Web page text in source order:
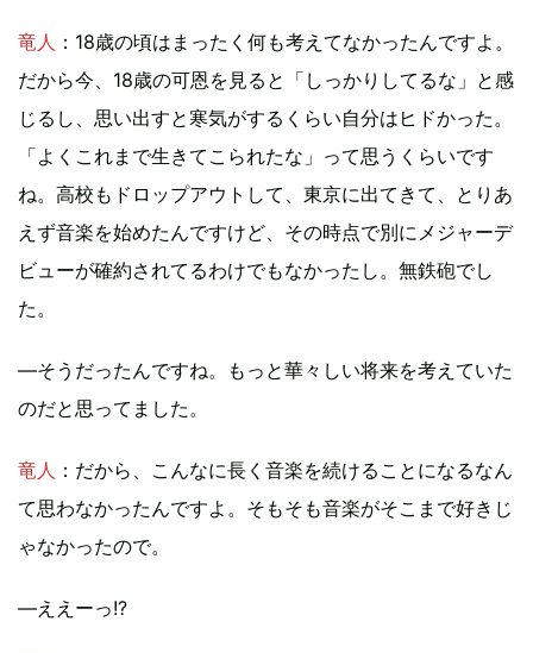
竜人 ：18歳の頃はまったく何も考えてなかったんですよ。
だから今、18歳の可恩を見ると「しっかりしてるな」と感
じるし、思い出すと寒気がするくらい自分はヒドかった。
「よくこれまで生きてこられたな」って思うくらいです
ね。高校もドロップアウトして、東京に出てきて、とりあ
えず音楽を始めたんですけど、その時点で別にメジャーデ
ビューが確約されてるわけでもなかったし。無鉄砲でし
た。
―そうだったんですね。もっと華々しい将来を考えていた
のだと思ってました。
竜人 ：だから、こんなに長く音楽を続けることになるなん
て思わなかったんですよ。そもそも音楽がそこまで好きじ
ゃなかったので。
―ええーっ!?